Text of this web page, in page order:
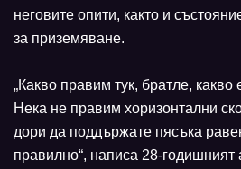
неговите опити, както и
за приземяване.
„Какво правим тук, братле,
Нека не правим хоризонтални
дори да поддържате пясъка
правилно“, написа 28-годишният